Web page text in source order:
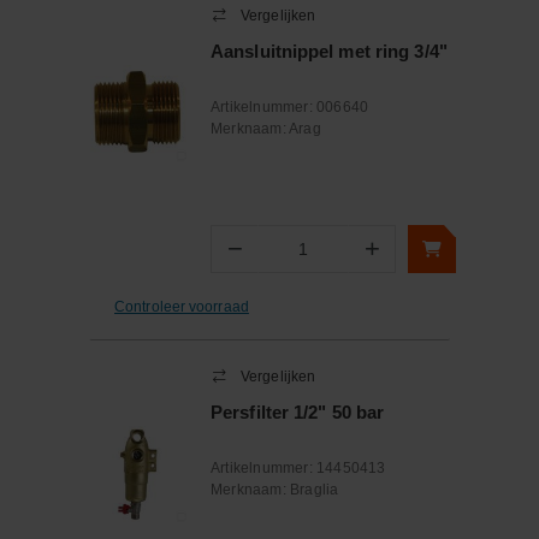
Vergelijken
Aansluitnippel met ring 3/4"
Artikelnummer: 006640
Merknaam: Arag
− Aantal +
Controleer voorraad
Vergelijken
Persfilter 1/2" 50 bar
Artikelnummer: 14450413
Merknaam: Braglia